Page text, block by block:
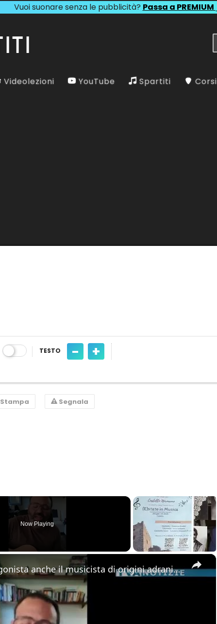
Vuoi suonare senza le pubblicità? Passa a PREMIUM
Videolezioni YouTube Spartiti Corsi
TESTO - +
Stampa Segnala
Now Playing
×
Alla “Festa della Musica” protagonista anche il musicista di origini adranite Riccardo Tomasello